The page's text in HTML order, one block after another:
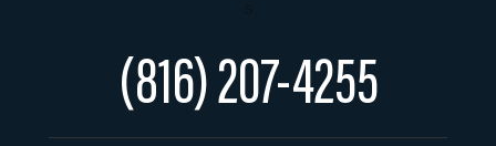
(816) 207-4255